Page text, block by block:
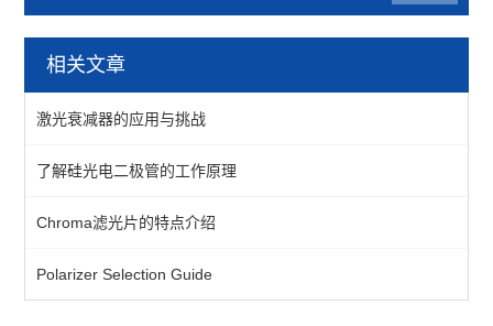
光机械
相关文章
激光衰减器的应用与挑战
了解硅光电二极管的工作原理
Chroma滤光片的特点介绍
Polarizer Selection Guide